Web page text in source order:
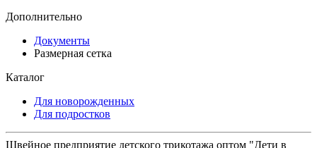
Дополнительно
Документы
Размерная сетка
Каталог
Для новорожденных
Для подростков
Швейное предприятие детского трикотажа оптом "Дети в